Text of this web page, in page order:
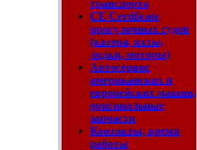
транспорта
CE Certificate
прогулочных судов
(катера, яхты,
лодки, моторы)
Автосервис
американских и
европейских машин,
оригинальные
запчасти
Контакты, время
работы